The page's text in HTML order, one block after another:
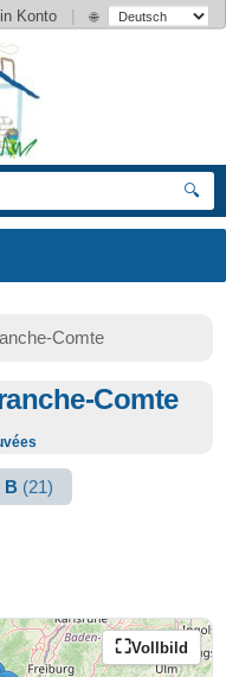
Konto | 🌐
🔍
Comte
Comte
B (21)
Vollbild